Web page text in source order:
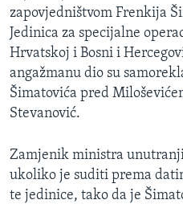
zapovjedništvom Frenkija
Jedinica za specijalne
Hrvatskoj i Bosni i
angažmanu dio su
Šimatovića pred
Stevanović.
Zamjenik ministra
ukoliko je suditi prema
te jedinice, tako da je